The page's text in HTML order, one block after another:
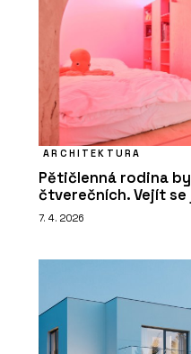
ARCHITEKTURA
Pětičlenná rodina
čtverečních. Vejít
7. 4. 2026